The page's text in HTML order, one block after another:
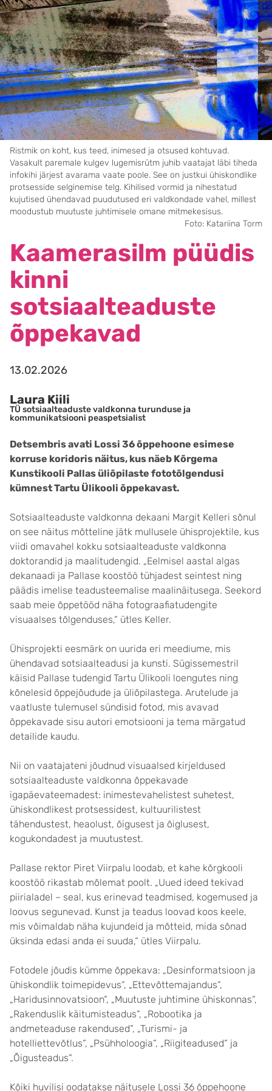
Ristmik on koht, kus teed, inimesed ja otsused kohtuvad.
Vasakult paremale kulgev lugemisrütm juhib vaatajat läbi tiheda
infokihi järjest avarama vaate poole. See on justkui ühiskondlike
protsesside selginemise telg. Kihilised vormid ja nihestatud
kujutised ühendavad puudutused eri valdkondade vahel, millest
moodustub muutuste juhtimisele omane mitmekesisus.
Foto: Katariina Torm
Kaamerasilm püüdis
kinni
sotsiaalteaduste
õppekavad
13.02.2026
Laura Kiili
TÜ sotsiaalteaduste valdkonna turunduse ja
kommunikatsiooni peaspetsialist
Detsembris avati Lossi 36 õppehoone esimese
korruse koridoris näitus, kus näeb Kõrgema
Kunstikooli Pallas üliõpilaste fototõlgendusi
kümnest Tartu Ülikooli õppekavast.
Sotsiaalteaduste valdkonna dekaani Margit Kelleri sõnul
on see näitus mõtteline jätk mullusele ühisprojektile, kus
viidi omavahel kokku sotsiaalteaduste valdkonna
doktorandid ja maalitudengid. „Eelmisel aastal algas
dekanaadi ja Pallase koostöö tühjadest seintest ning
päädis imelise teadusteemalise maalinäitusega. Seekord
saab meie õppetööd näha fotograafiatudengite
visuaalses tõlgenduses,“ ütles Keller.
Ühisprojekti eesmärk on uurida eri meediume, mis
ühendavad sotsiaalteadusi ja kunsti. Sügissemestril
käisid Pallase tudengid Tartu Ülikooli loengutes ning
kõnelesid õppejõudude ja üliõpilastega. Arutelude ja
vaatluste tulemusel sündisid fotod, mis avavad
õppekavade sisu autori emotsiooni ja tema märgatud
detailide kaudu.
Nii on vaatajateni jõudnud visuaalsed kirjeldused
sotsiaalteaduste valdkonna õppekavade
igapäevateemadest: inimestevahelistest suhetest,
ühiskondlikest protsessidest, kultuurilistest
tähendustest, heaolust, õigusest ja õiglusest,
kogukondadest ja muutustest.
Pallase rektor Piret Viirpalu loodab, et kahe kõrgkooli
koostöö rikastab mõlemat poolt. „Uued ideed tekivad
piirialadel – seal, kus erinevad teadmised, kogemused ja
loovus segunevad. Kunst ja teadus loovad koos keele,
mis võimaldab näha kujundeid ja mõtteid, mida sõnad
üksinda edasi anda ei suuda,“ ütles Viirpalu.
Fotodele jõudis kümme õppekava: „Desinformatsioon ja
ühiskondlik toimepidevus“, „Ettevõttemajandus“,
„Haridusinnovatsioon“, „Muutuste juhtimine ühiskonnas“,
„Rakenduslik käitumisteadus“, „Robootika ja
andmeteaduse rakendused“, „Turismi- ja
hotelliettevõtlus“, „Psühholoogia“, „Riigiteadused“ ja
„Õigusteadus“.
Kõiki huvilisi oodatakse näitusele Lossi 36 õppehoone